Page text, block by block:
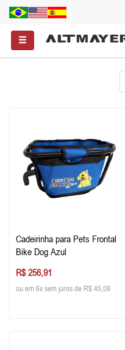
Cadeirinha para Pets Frontal
Bike Dog Azul
R$ 256,91
ou em 6x sem juros de R$ 45,09